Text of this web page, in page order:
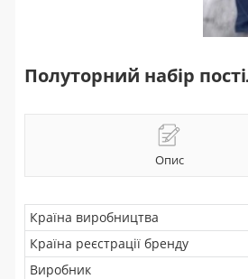
Полуторний набір
Опис
Країна виробництва
Країна реєстрації бренду
Виробник